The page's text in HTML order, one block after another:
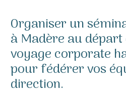
Organiser un
à Madère au départ
voyage corporate
pour fédérer vos
direction.